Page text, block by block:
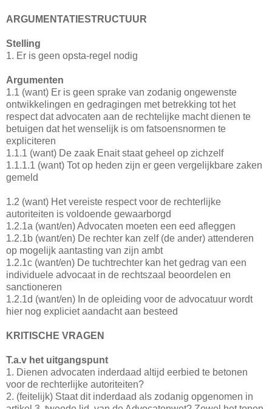
ARGUMENTATIESTRUCTUUR
Stelling
1. Er is geen opsta-regel nodig
Argumenten
1.1 (want) Er is geen sprake van zodanig ongewenste
ontwikkelingen en gedragingen met betrekking tot het
respect dat advocaten aan de rechtelijke macht dienen te
betuigen dat het wenselijk is om fatsoensnormen te
expliciteren
1.1.1 (want) De zaak Enait staat geheel op zichzelf
1.1.1.1 (want) Tot op heden zijn er geen vergelijkbare zaken
gemeld
1.2 (want) Het vereiste respect voor de rechterlijke
autoriteiten is voldoende gewaarborgd
1.2.1a (want/en) Advocaten moeten een eed afleggen
1.2.1b (want/en) De rechter kan zelf (de ander) attenderen
op mogelijk aantasting van zijn ambt
1.2.1c (want/en) De tuchtrechter kan het gedrag van een
individuele advocaat in de rechtszaal beoordelen en
sanctioneren
1.2.1d (want/en) In de opleiding voor de advocatuur wordt
hier nog expliciet aandacht aan besteed
KRITISCHE VRAGEN
T.a.v het uitgangspunt
1. Dienen advocaten inderdaad altijd eerbied te betonen
voor de rechterlijke autoriteiten?
2. (feitelijk) Staat dit inderdaad als zodanig opgenomen in